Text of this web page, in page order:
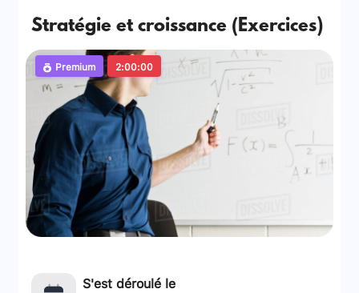
Stratégie et croissance (Exercices)
Premium 2:00:00
S'est déroulé le